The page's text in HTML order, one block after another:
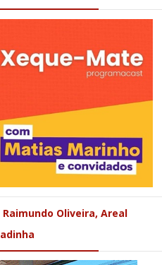
Raimundo Oliveira, Areal